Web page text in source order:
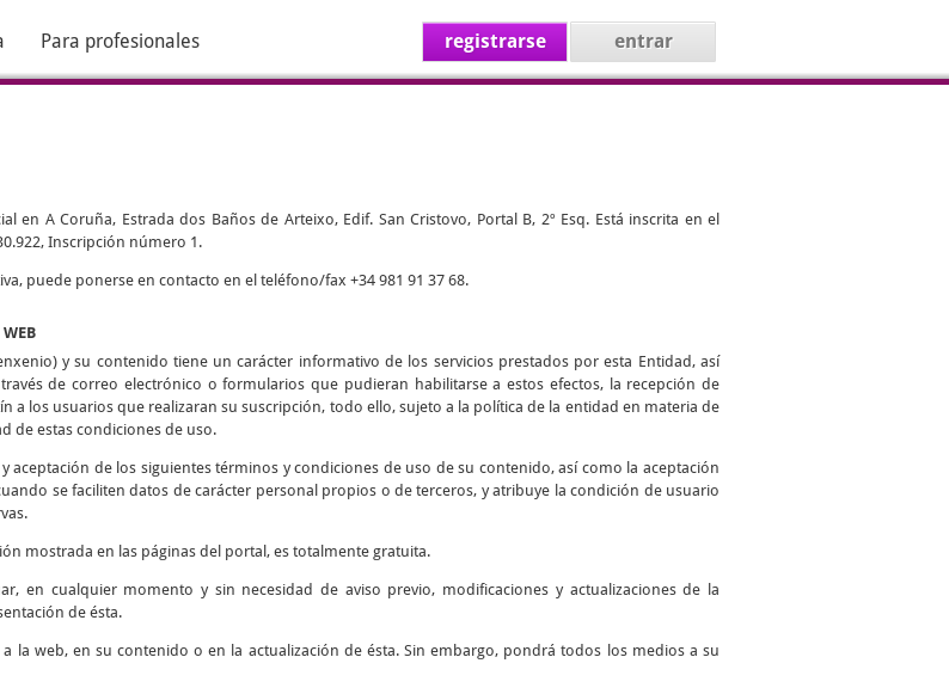
Para profesionales registrarse entrar
en A Coruña, Estrada dos Baños de Arteixo, Edif. San Cristovo, Portal B, 2º Esq. Está inscrita en el
Inscripción número 1.
puede ponerse en contacto en el teléfono/fax +34 981 91 37 68.
y su contenido tiene un carácter informativo de los servicios prestados por esta Entidad, así
de correo electrónico o formularios que pudieran habilitarse a estos efectos, la recepción de
a los usuarios que realizaran su suscripción, todo ello, sujeto a la política de la entidad en materia de
de estas condiciones de uso.
aceptación de los siguientes términos y condiciones de uso de su contenido, así como la aceptación
se faciliten datos de carácter personal propios o de terceros, y atribuye la condición de usuario
mostrada en las páginas del portal, es totalmente gratuita.
en cualquier momento y sin necesidad de aviso previo, modificaciones y actualizaciones de la
de ésta.
la web, en su contenido o en la actualización de ésta. Sin embargo, pondrá todos los medios a su